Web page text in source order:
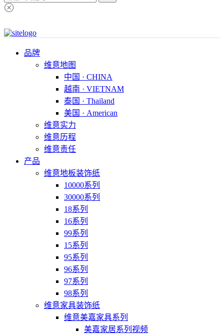
品牌
维意地图
中国 · CHINA
越南 · VIETNAM
泰国 · Thailand
美国 · American
维意实力
维意历程
维意责任
产品
维意地板装饰纸
10000系列
30000系列
18系列
16系列
99系列
15系列
95系列
96系列
97系列
98系列
维意家具装饰纸
维意美嘉家具系列
美嘉家居系列视频